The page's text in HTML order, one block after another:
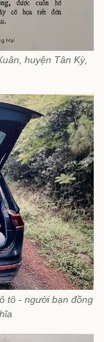
huyện Tân Kỳ,
tô - người bạn đồng